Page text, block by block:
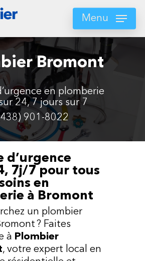
Menu
Bromont
en plomberie
24, 7 jours sur 7
901-8022
d’urgence
7j/7 pour tous
en
à Bromont
un plombier
? Faites
à Plombier
, votre expert local en